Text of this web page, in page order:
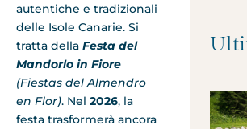
autentiche e tradizionali
delle Isole Canarie. Si
tratta della Festa del
Mandorlo in Fiore
(Fiestas del Almendro
en Flor). Nel 2026, la
festa trasformerà ancora